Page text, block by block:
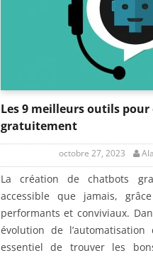
Les 9 meilleurs outils
gratuitement
octobre 27, 2023
La création de chatbots
accessible que jamais,
performants et conviviaux.
évolution de
essentiel de trouver les